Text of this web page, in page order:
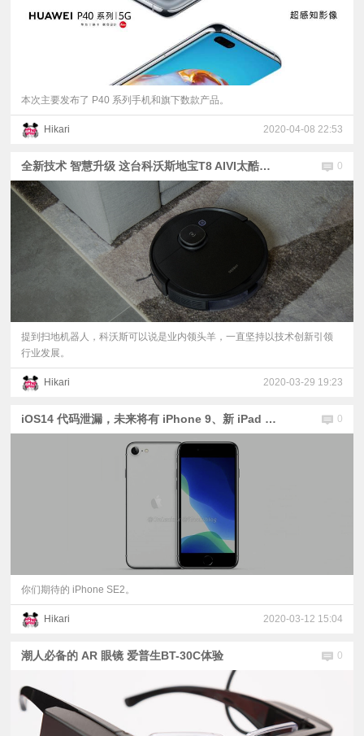
本次主要发布了 P40 系列手机和旗下数款产品。
Hikari 2020-04-08 22:53
全新技术 智慧升级 这台科沃斯地宝T8 AIVI太酷了！ 0
​提到扫地机器人，科沃斯可以说是业内领头羊，一直坚持以技术创新引领
行业发展。
Hikari 2020-03-29 19:23
iOS14 代码泄漏，未来将有 iPhone 9、新 iPad Pro 等等新产品 0
你们期待的 iPhone SE2。
Hikari 2020-03-12 15:04
潮人必备的 AR 眼镜 爱普生BT-30C体验 0